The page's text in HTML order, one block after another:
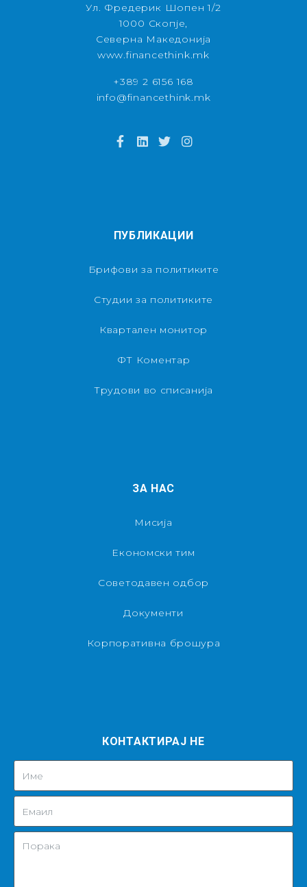
Ул. Фредерик Шопен 1/2
1000 Скопје,
Северна Македонија
www.financethink.mk
+389 2 6156 168
info@financethink.mk
ПУБЛИКАЦИИ
Брифови за политиките
Студии за политиките
Квартален монитор
ФТ Коментар
Трудови во списанија
ЗА НАС
Мисија
Економски тим
Советодавен одбор
Документи
Корпоративна брошура
КОНТАКТИРАЈ НЕ